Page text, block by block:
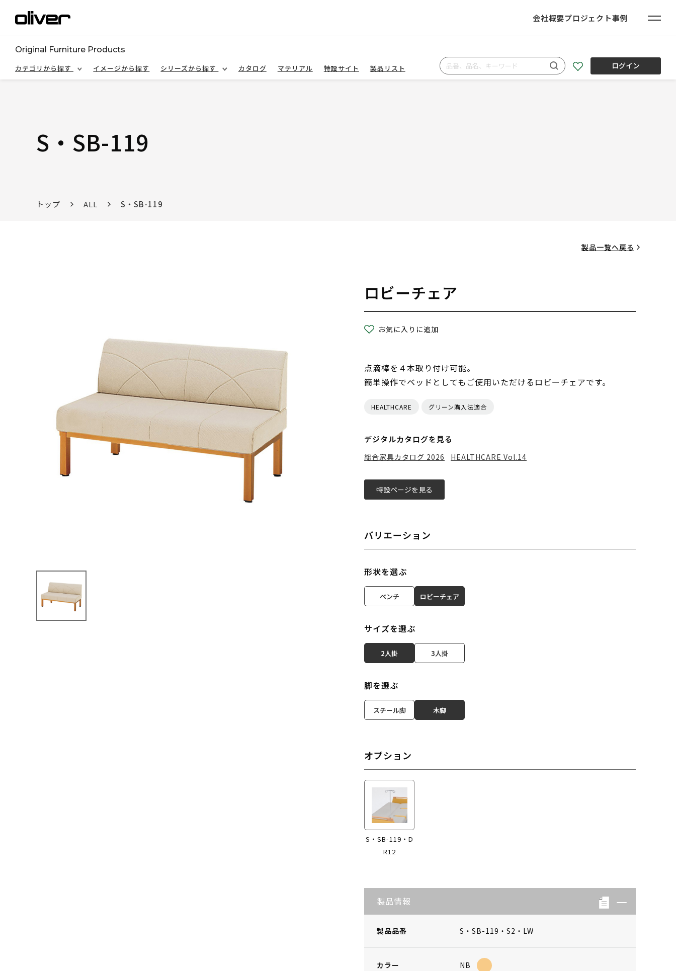
会社概要プロジェクト事例
Original Furniture Products
カテゴリから探す
イメージから探す シリーズから探す カタログ マテリアル 特設サイト 製品リスト ログイン
S・SB-119
トップ ALL S・SB-119
製品一覧へ戻る
ロビーチェア
お気に入りに追加
点滴棒を４本取り付け可能。
簡単操作でベッドとしてもご使用いただけるロビーチェアです。
HEALTHCARE グリーン購入法適合
デジタルカタログを見る
総合家具カタログ 2026 HEALTHCARE Vol.14
特設ページを見る
バリエーション
形状を選ぶ
ベンチ ロビーチェア
サイズを選ぶ
2人掛 3人掛
脚を選ぶ
スチール脚 木脚
オプション
S・SB-119・D
R12
製品情報
製品品番 S・SB-119・S2・LW
カラー NB